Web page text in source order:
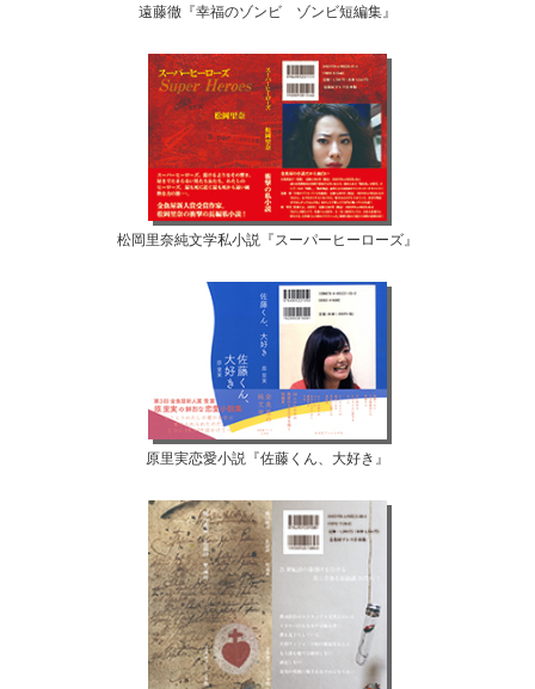
遠藤徹『幸福のゾンビ ゾンビ短編集』
松岡里奈純文学私小説『スーパーヒーローズ』
原里実恋愛小説『佐藤くん、大好き』